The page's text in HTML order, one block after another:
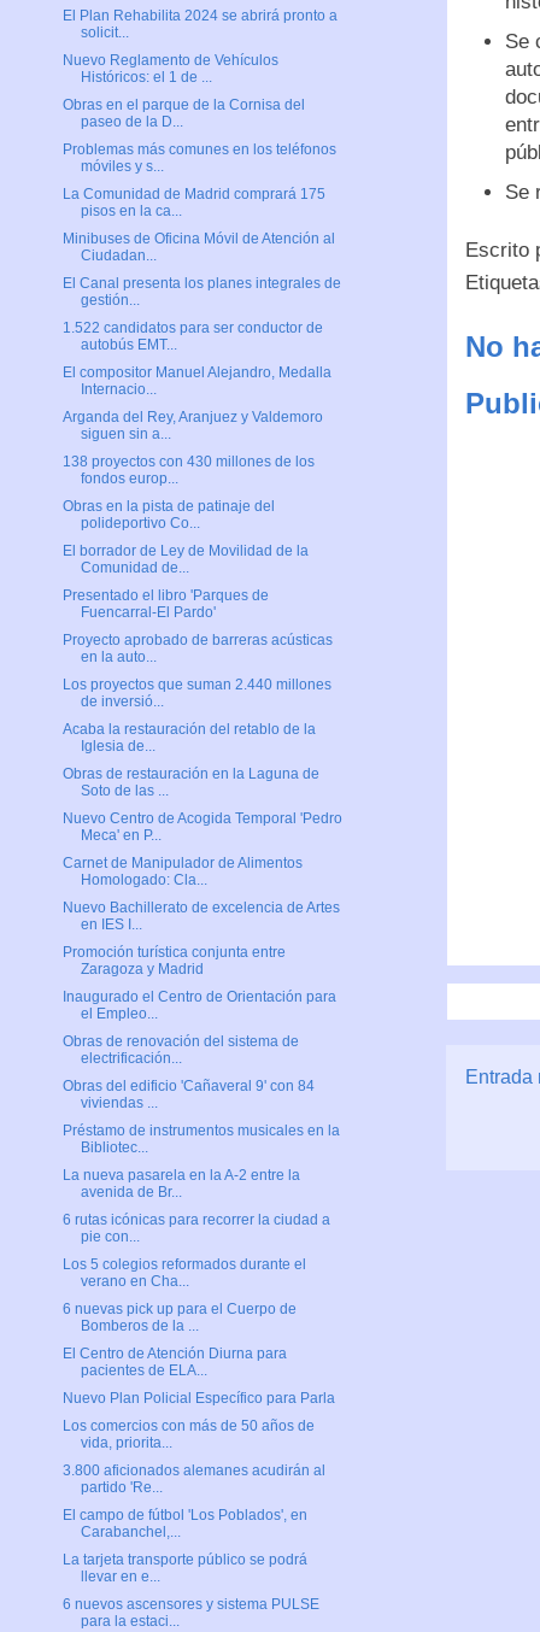
Se
Se
Escrito
No
Entrada
El Plan Rehabilita 2024 se abrirá pronto a
solicit...
Nuevo Reglamento de Vehículos
Históricos: el 1 de ...
Obras en el parque de la Cornisa del
paseo de la D...
Problemas más comunes en los teléfonos
móviles y s...
La Comunidad de Madrid comprará 175
pisos en la ca...
Minibuses de Oficina Móvil de Atención al
Ciudadan...
El Canal presenta los planes integrales de
gestión...
1.522 candidatos para ser conductor de
autobús EMT...
El compositor Manuel Alejandro, Medalla
Internacio...
Arganda del Rey, Aranjuez y Valdemoro
siguen sin a...
138 proyectos con 430 millones de los
fondos europ...
Obras en la pista de patinaje del
polideportivo Co...
El borrador de Ley de Movilidad de la
Comunidad de...
Presentado el libro 'Parques de
Fuencarral-El Pardo'
Proyecto aprobado de barreras acústicas
en la auto...
Los proyectos que suman 2.440 millones
de inversió...
Acaba la restauración del retablo de la
Iglesia de...
Obras de restauración en la Laguna de
Soto de las ...
Nuevo Centro de Acogida Temporal 'Pedro
Meca' en P...
Carnet de Manipulador de Alimentos
Homologado: Cla...
Nuevo Bachillerato de excelencia de Artes
en IES I...
Promoción turística conjunta entre
Zaragoza y Madrid
Inaugurado el Centro de Orientación para
el Empleo...
Obras de renovación del sistema de
electrificación...
Obras del edificio 'Cañaveral 9' con 84
viviendas ...
Préstamo de instrumentos musicales en la
Bibliotec...
La nueva pasarela en la A-2 entre la
avenida de Br...
6 rutas icónicas para recorrer la ciudad a
pie con...
Los 5 colegios reformados durante el
verano en Cha...
6 nuevas pick up para el Cuerpo de
Bomberos de la ...
El Centro de Atención Diurna para
pacientes de ELA...
Nuevo Plan Policial Específico para Parla
Los comercios con más de 50 años de
vida, priorita...
3.800 aficionados alemanes acudirán al
partido 'Re...
El campo de fútbol 'Los Poblados', en
Carabanchel,...
La tarjeta transporte público se podrá
llevar en e...
6 nuevos ascensores y sistema PULSE
para la estaci...